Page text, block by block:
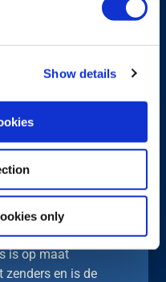
Show details
only
is op maat
zenders en is de